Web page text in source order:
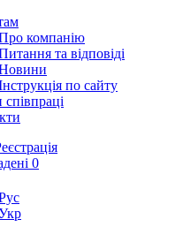
компанію
та відповіді
по сайту
0